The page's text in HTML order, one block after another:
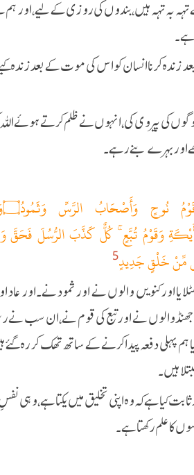
بہ تہہ ہیں، بندوں کی روزی کے لیے، اور ہم
ہے۔
کرنا انسان کو اس کی موت کے بعد زندہ
کی پیروی کی، انہوں نے ظلم کرتے ہوئے
اور بہرے بنے رہے۔
مِّنْ خَلْقٍ جَدِيدٍ5
اور کنویں والوں نے اور ثمود نے۔اور
والوں نے اور تبع کی قوم نے، ان سب نے
ہم پہلی دفعہ پیدا کرنے کے ساتھ تھک کر رہ
کیا ہے کہ وہ اپنی تخلیق میں یکتا ہے، وہی
کا علم رکھتا ہے۔